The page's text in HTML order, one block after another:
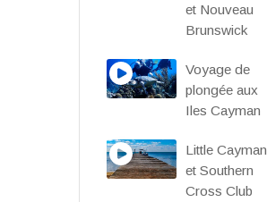
et Nouveau
Brunswick
Voyage de
plongée aux
Iles Cayman
Little Cayman
et Southern
Cross Club